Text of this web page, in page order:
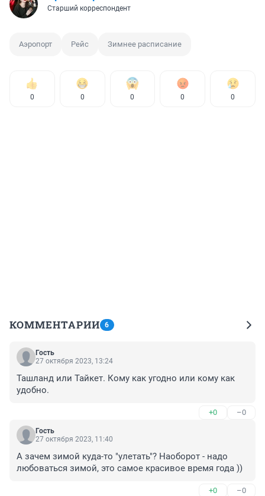
Старший корреспондент
Аэропорт Рейс Зимнее расписание
0 0 0 0 0
КОММЕНТАРИИ 6
Гость
27 октября 2023, 13:24
Ташланд или Тайкет. Кому как угодно или кому как
удобно.
+0 –0
Гость
27 октября 2023, 11:40
А зачем зимой куда-то "улетать"? Наоборот - надо
любоваться зимой, это самое красивое время года ))
+0 –0